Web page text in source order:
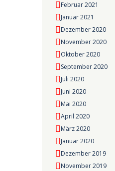
Februar 2021
Januar 2021
Dezember 2020
November 2020
Oktober 2020
September 2020
Juli 2020
Juni 2020
Mai 2020
April 2020
März 2020
Januar 2020
Dezember 2019
November 2019